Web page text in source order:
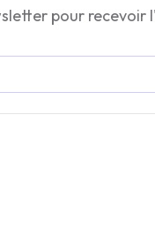
pour recevoir